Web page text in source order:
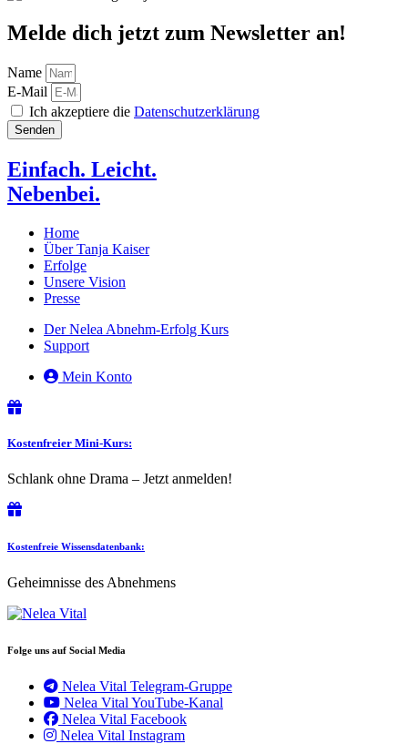
Melde dich jetzt zum Newsletter an!
Name
E-Mail
Ich akzeptiere die Datenschutzerklärung
Senden
Einfach. Leicht.
Nebenbei.
Home
Über Tanja Kaiser
Erfolge
Unsere Vision
Presse
Der Nelea Abnehm-Erfolg Kurs
Support
Mein Konto
Kostenfreier Mini-Kurs:
Schlank ohne Drama – Jetzt anmelden!
Kostenfreie Wissensdatenbank:
Geheimnisse des Abnehmens
Folge uns auf Social Media
Nelea Vital Telegram-Gruppe
Nelea Vital YouTube-Kanal
Nelea Vital Facebook
Nelea Vital Instagram